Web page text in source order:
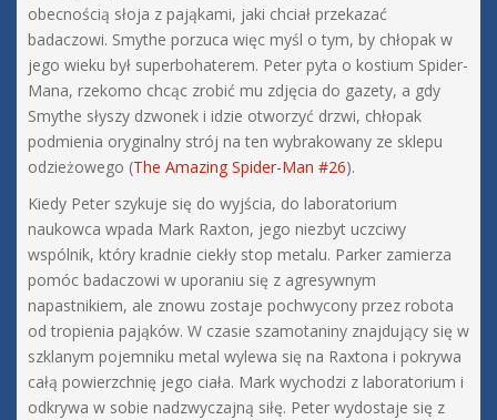
obecnością słoja z pająkami, jaki chciał przekazać
badaczowi. Smythe porzuca więc myśl o tym, by chłopak w
jego wieku był superbohaterem. Peter pyta o kostium Spider-
Mana, rzekomo chcąc zrobić mu zdjęcia do gazety, a gdy
Smythe słyszy dzwonek i idzie otworzyć drzwi, chłopak
podmienia oryginalny strój na ten wybrakowany ze sklepu
odzieżowego (The Amazing Spider-Man #26).
Kiedy Peter szykuje się do wyjścia, do laboratorium
naukowca wpada Mark Raxton, jego niezbyt uczciwy
wspólnik, który kradnie ciekły stop metalu. Parker zamierza
pomóc badaczowi w uporaniu się z agresywnym
napastnikiem, ale znowu zostaje pochwycony przez robota
od tropienia pająków. W czasie szamotaniny znajdujący się w
szklanym pojemniku metal wylewa się na Raxtona i pokrywa
całą powierzchnię jego ciała. Mark wychodzi z laboratorium i
odkrywa w sobie nadzwyczajną siłę. Peter wydostaje się z